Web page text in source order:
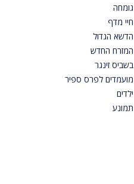
גומחה
חיי מדף
הדשא הגדול
המזרח החדש
בשביס זינגר
מועמדים לפרס ספיר
ילדים
תמונע